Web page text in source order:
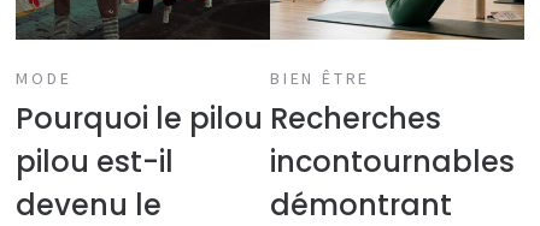
MODE
Pourquoi le pilou
pilou est-il
devenu le
BIEN ÊTRE
Recherches
incontournables
démontrant